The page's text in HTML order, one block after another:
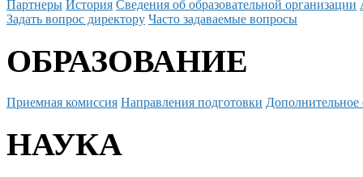
Партнеры История Сведения об образовательной организации
Задать вопрос директору Часто задаваемые вопросы
ОБРАЗОВАНИЕ
Приемная комиссия Направления подготовки Дополнительное
НАУКА